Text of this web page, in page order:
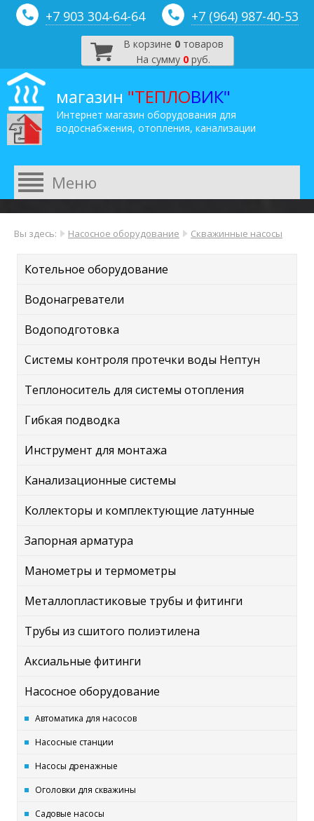
+7 903 304-64-64 +7 (964) 987-40-53
В корзине 0товаров
На сумму 0 руб.
магазин "ТЕПЛОВИК"
Интернет магазин оборудования для
водоснабжения, отопления, канализации
Вы здесь: Насосное оборудование Скважинные насосы
Котельное оборудование
Водонагреватели
Водоподготовка
Системы контроля протечки воды Нептун
Теплоноситель для системы отопления
Гибкая подводка
Инструмент для монтажа
Канализационные системы
Коллекторы и комплектующие латунные
Запорная арматура
Манометры и термометры
Металлопластиковые трубы и фитинги
Трубы из сшитого полиэтилена
Аксиальные фитинги
Насосное оборудование
Автоматика для насосов
Насосные станции
Насосы дренажные
Оголовки для скважины
Садовые насосы